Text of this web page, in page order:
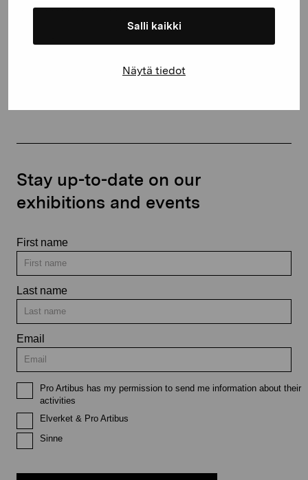
Salli kaikki
Näytä tiedot
+358 (0)50 371 6339
Stay up-to-date on our
exhibitions and events
First name
Last name
Email
Pro Artibus has my permission to send me information about their
activities
Elverket & Pro Artibus
Sinne